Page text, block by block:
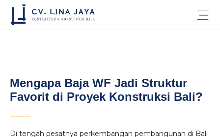
Mengapa Baja WF Jadi Struktur
Favorit di Proyek Konstruksi Bali?
Di tengah pesatnya perkembangan pembangunan di Bali